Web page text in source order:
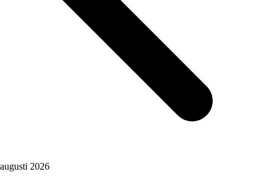
augusti 2026